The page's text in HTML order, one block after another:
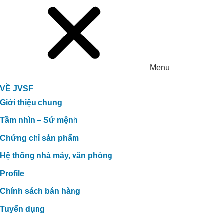
GIẢI PHÁP XỬ LÝ TĂNG CHẤT
Menu
VỀ JVSF
Giới thiệu chung
Tầm nhìn – Sứ mệnh
Chứng chỉ sản phẩm
Hệ thống nhà máy, văn phòng
Profile
Chính sách bán hàng
Tuyển dụng